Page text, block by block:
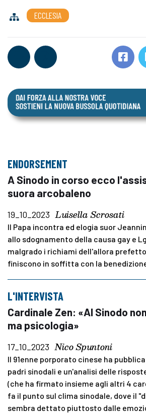
ECCLESIA
ENDORSEMENT
A Sinodo in corso ecco
suora arcobaleno
19_10_2023 Luisella Scrosati
Il Papa incontra ed elogia suor
allo sdognamento della causa gay e
malgrado i richiami dell'allora prefetto
finiscono in soffitta con la
L'INTERVISTA
Cardinale Zen: «Al Sinodo
ma psicologia»
17_10_2023 Nico Spuntoni
Il 91enne porporato cinese ha
padri sinodali e un'analisi delle
(che ha firmato insieme agli altri 4
fa il punto sul clima sinodale, dove il
sembra dettato piuttosto dalle